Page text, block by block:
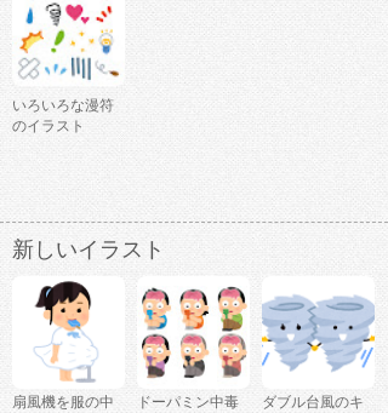
いろいろな漫符
のイラスト
新しいイラスト
扇風機を服の中 ドーパミン中毒 ダブル台風のキ